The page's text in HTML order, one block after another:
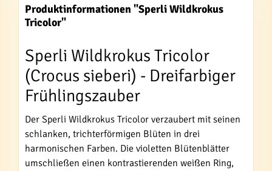
Produktinformationen "Sperli Wildkrokus
Tricolor"
Sperli Wildkrokus Tricolor
(Crocus sieberi) - Dreifarbiger
Frühlingszauber
Der Sperli Wildkrokus Tricolor verzaubert mit seinen
schlanken, trichterförmigen Blüten in drei
harmonischen Farben. Die violetten Blütenblätter
umschließen einen kontrastierenden weißen Ring,